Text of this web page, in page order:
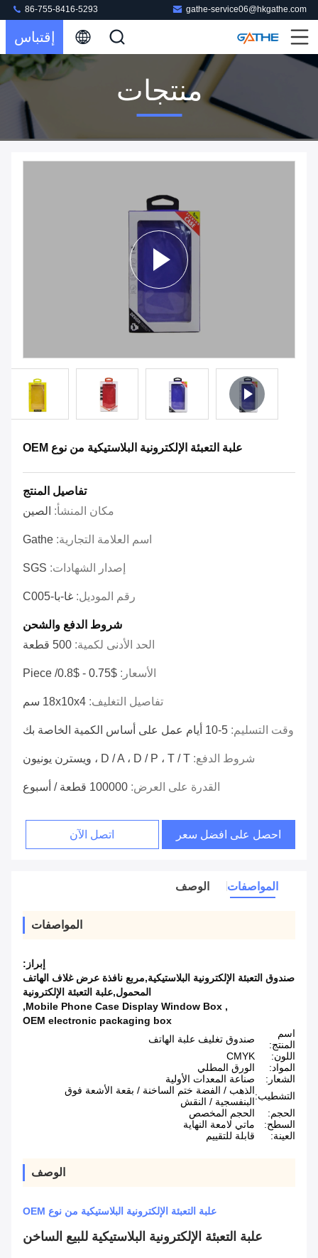
gathe-service06@hkgathe.com
86-755-8416-5293
إقتباس
منتجات
علبة التعبئة الإلكترونية البلاستيكية من نوع OEM
تفاصيل المنتج
مكان المنشأ: الصين
اسم العلامة التجارية: Gathe
إصدار الشهادات: SGS
رقم الموديل: غا-با-C005
شروط الدفع والشحن
الحد الأدنى لكمية: 500 قطعة
الأسعار: $0.75 - $0.8/ Piece
تفاصيل التغليف: 18x10x4 سم
وقت التسليم: 5-10 أيام عمل على أساس الكمية الخاصة بك
شروط الدفع: D / A ، D / P ، T / T ، ويسترن يونيون
القدرة على العرض: 100000 قطعة / أسبوع
احصل على افضل سعر اتصل الآن
المواصفات الوصف
المواصفات
إبراز:
صندوق التعبئة الإلكترونية البلاستيكية,مربع نافذة عرض غلاف الهاتف
المحمول,علبة التعبئة الإلكترونية
,
Mobile Phone Case Display Window Box
,
OEM electronic packaging box
اسم
المنتج:
صندوق تغليف علبة الهاتف
اللون:
CMYK
المواد:
الورق المطلي
الشعار:
صناعة المعدات الأولية
التشطيب:الذهب / الفضة ختم الساخنة / بقعة الأشعة فوق
البنفسجية / النقش
الحجم:
الحجم المخصص
السطح:
ماتي لامعة النهاية
العينة:
قابلة للتقييم
الوصف
علبة التعبئة الإلكترونية البلاستيكية من نوع OEM
علبة التعبئة الإلكترونية البلاستيكية للبيع الساخن